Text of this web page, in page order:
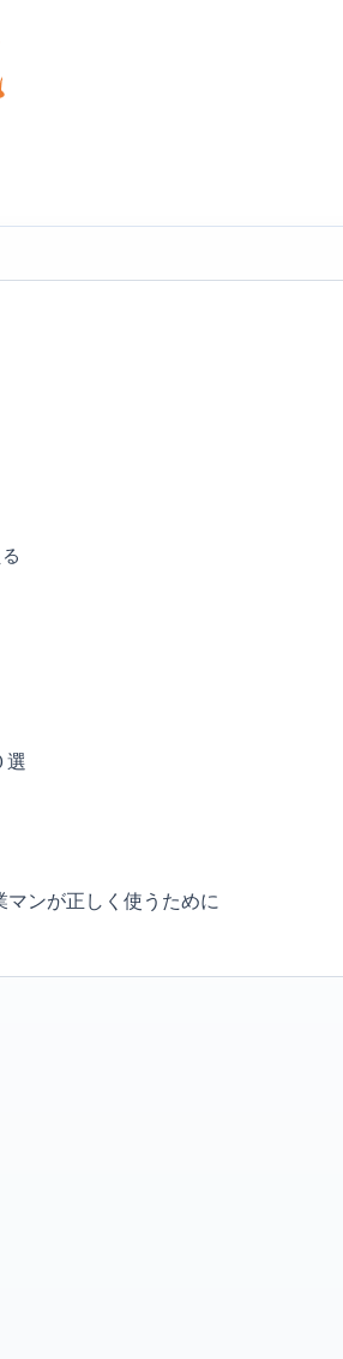
選
マンが正しく使うために